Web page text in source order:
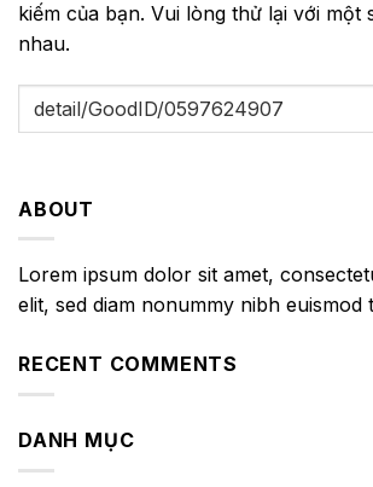
kiếm của bạn. Vui lòng thử lại với một
nhau.
ABOUT
Lorem ipsum dolor sit amet,
elit, sed diam nonummy nibh euismod
RECENT COMMENTS
DANH MỤC